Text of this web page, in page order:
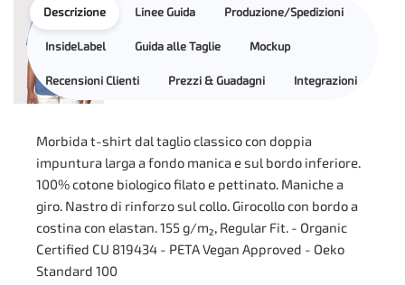
Descrizione Linee Guida Produzione/Spedizioni
InsideLabel Guida alle Taglie Mockup
Recensioni Clienti Prezzi & Guadagni Integrazioni
Morbida t-shirt dal taglio classico con doppia
impuntura larga a fondo manica e sul bordo inferiore.
100% cotone biologico filato e pettinato. Maniche a
giro. Nastro di rinforzo sul collo. Girocollo con bordo a
costina con elastan. 155 g/m², Regular Fit. - Organic
Certified CU 819434 - PETA Vegan Approved - Oeko
Standard 100